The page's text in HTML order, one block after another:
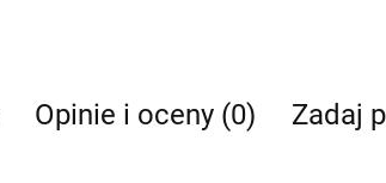
Opinie i oceny (0) Zadaj